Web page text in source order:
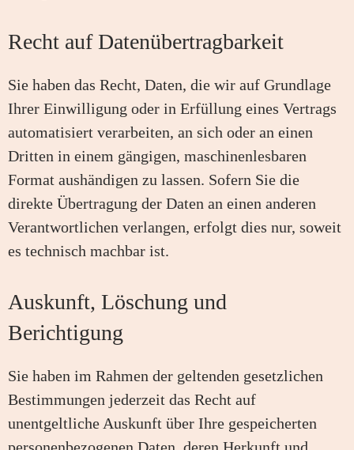
Recht auf Daten­übertrag­barkeit
Sie haben das Recht, Daten, die wir auf Grundlage
Ihrer Einwilligung oder in Erfüllung eines Vertrags
automatisiert verarbeiten, an sich oder an einen
Dritten in einem gängigen, maschinenlesbaren
Format aushändigen zu lassen. Sofern Sie die
direkte Übertragung der Daten an einen anderen
Verantwortlichen verlangen, erfolgt dies nur, soweit
es technisch machbar ist.
Auskunft, Löschung und
Berichtigung
Sie haben im Rahmen der geltenden gesetzlichen
Bestimmungen jederzeit das Recht auf
unentgeltliche Auskunft über Ihre gespeicherten